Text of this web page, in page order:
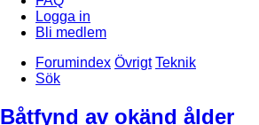
Logga in
Bli medlem
Forumindex Övrigt Teknik
Sök
Båtfynd av okänd ålder